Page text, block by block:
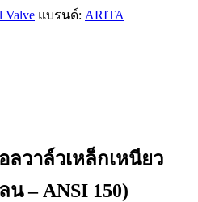
Valve แบรนด์: ARITA
ลวาล์วเหล็กเหนียว
– ANSI 150)